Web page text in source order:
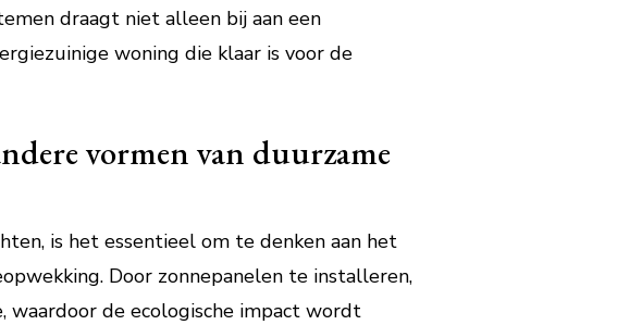
draagt niet alleen bij aan een
woning die klaar is voor de
vormen van duurzame
is het essentieel om te denken aan het
Door zonnepanelen te installeren,
de ecologische impact wordt